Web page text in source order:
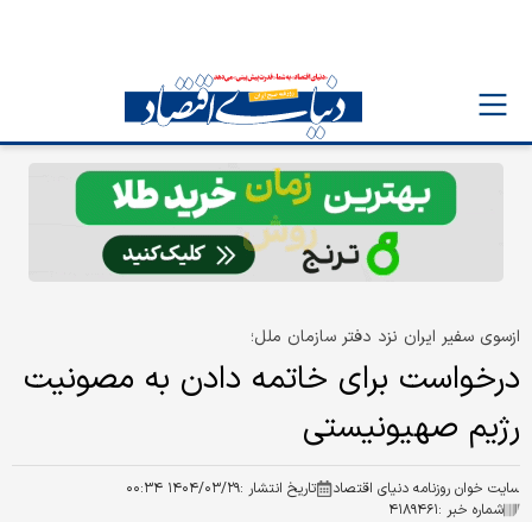
ازسوی سفیر ایران نزد دفتر سازمان ملل؛
درخواست برای خاتمه دادن به مصونیت
رژیم صهیونیستی
سایت خوان روزنامه دنیای اقتصاد تاریخ انتشار :۱۴۰۴/۰۳/۲۹ ۰۰:۳۴
شماره خبر :۴۱۸۹۴۶۱